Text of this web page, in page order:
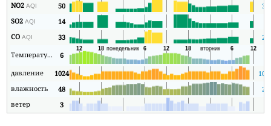
NO2AQI 50
38
SO2AQI 14
COAQI 33
21
Температура
6
давление
1024
влажность
48
29
ветер
3